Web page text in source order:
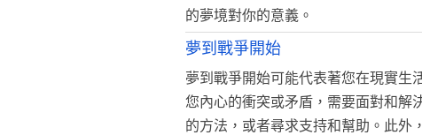
的夢境對你的意義。
夢到戰爭開始
夢到戰爭開始可能代表著您在現實生
您內心的衝突或矛盾，需要面對和解
的方法，或者尋求支持和幫助。此外